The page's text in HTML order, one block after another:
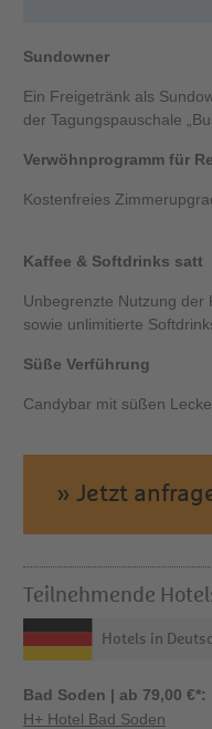
Sundowner
Ein Freigetränk als
der Tagungspauschale
Verwöhnprogramm für
Kostenfreies
Kaffee & Softdrinks satt
Unbegrenzte Nutzung der
sowie unlimitierte
Süße Verführung
Candybar mit süßen
» Jetzt
Teilnehmende
Hotels in
Bad Soden | ab 79,00 €*:
H+ Hotel Bad Soden